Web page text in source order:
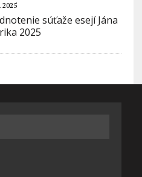
2025
súťaže esejí Jána
2025